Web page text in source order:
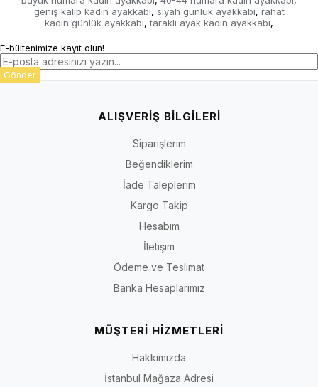
geniş kalıp kadın ayakkabı, siyah günlük ayakkabı, rahat
kadın günlük ayakkabı, taraklı ayak kadın ayakkabı,
E-bültenimize kayıt olun!
Gönder
ALIŞVERİŞ BİLGİLERİ
Siparişlerim
Beğendiklerim
İade Taleplerim
Kargo Takip
Hesabım
İletişim
Ödeme ve Teslimat
Banka Hesaplarımız
MÜŞTERİ HİZMETLERİ
Hakkımızda
İstanbul Mağaza Adresi